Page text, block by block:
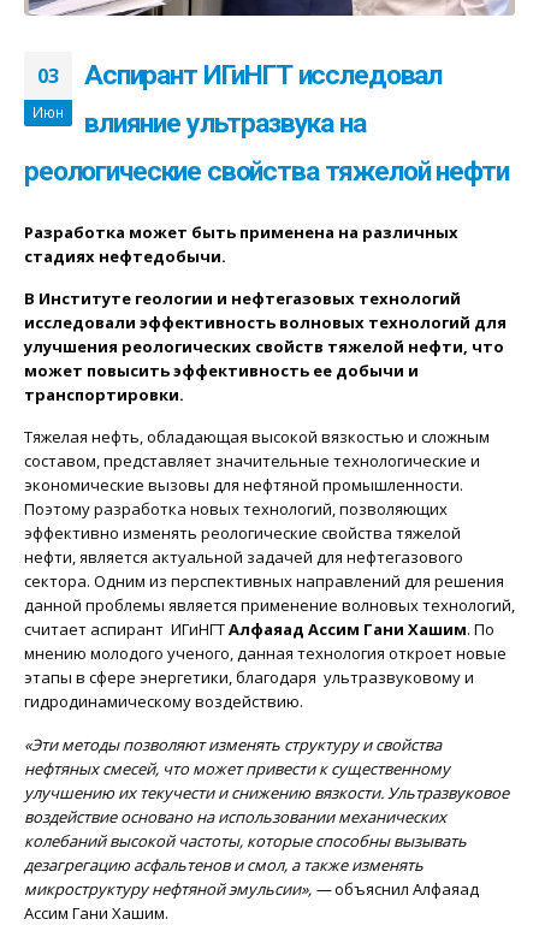
03
Июн
Аспирант ИГиНГТ исследовал
влияние ультразвука на
реологические свойства тяжелой нефти
Разработка может быть применена на различных
стадиях нефтедобычи.
В Институте геологии и нефтегазовых технологий
исследовали эффективность волновых технологий для
улучшения реологических свойств тяжелой нефти, что
может повысить эффективность ее добычи и
транспортировки.
Тяжелая нефть, обладающая высокой вязкостью и сложным
составом, представляет значительные технологические и
экономические вызовы для нефтяной промышленности.
Поэтому разработка новых технологий, позволяющих
эффективно изменять реологические свойства тяжелой
нефти, является актуальной задачей для нефтегазового
сектора. Одним из перспективных направлений для решения
данной проблемы является применение волновых технологий,
считает аспирант ИГиНГТАлфаяад Ассим Гани Хашим. По
мнению молодого ученого, данная технология откроет новые
этапы в сфере энергетики, благодаря ультразвуковому и
гидродинамическому воздействию.
«Эти методы позволяют изменять структуру и свойства
нефтяных смесей, что может привести к существенному
улучшению их текучести и снижению вязкости. Ультразвуковое
воздействие основано на использовании механических
колебаний высокой частоты, которые способны вызывать
дезагрегацию асфальтенов и смол, а также изменять
микроструктуру нефтяной эмульсии», —объяснил Алфаяад
Ассим Гани Хашим.